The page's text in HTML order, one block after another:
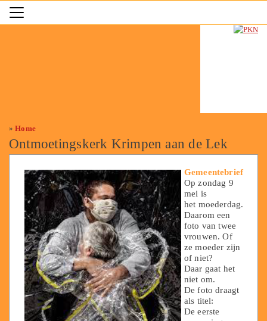
»Home
Ontmoetingskerk Krimpen aan de Lek
Gemeentebrief
Op zondag 9
mei is
het moederdag.
Daarom een
foto van twee
vrouwen. Of
ze moeder zijn
of niet?
Daar gaat het
niet om.
De foto draagt
als titel:
De eerste